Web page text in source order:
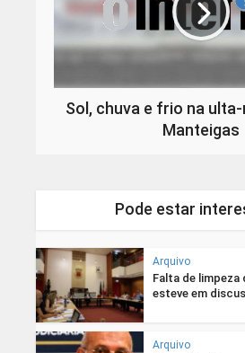
Sol, chuva e frio na
Manteigas
Pode estar
Arquivo
Falta de limpeza
esteve em
Arquivo